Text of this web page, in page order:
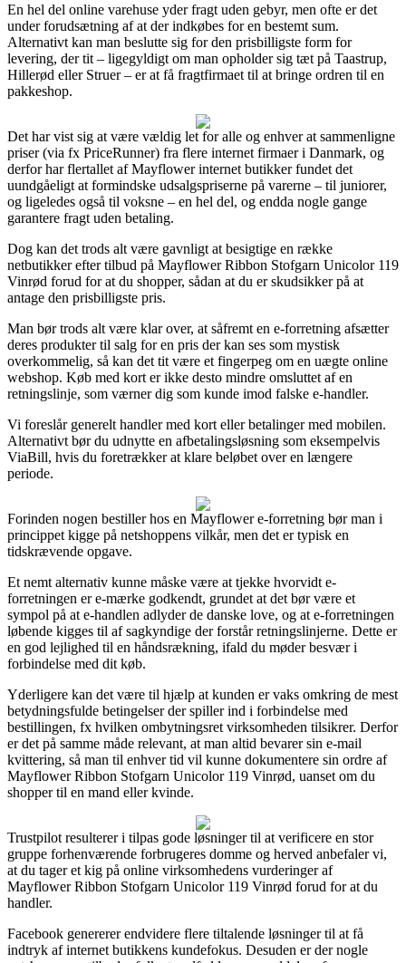
En hel del online varehuse yder fragt uden gebyr, men ofte er det
under forudsætning af at der indkøbes for en bestemt sum.
Alternativt kan man beslutte sig for den prisbilligste form for
levering, der tit – ligegyldigt om man opholder sig tæt på Taastrup,
Hillerød eller Struer – er at få fragtfirmaet til at bringe ordren til en
pakkeshop.
Det har vist sig at være vældig let for alle og enhver at sammenligne
priser (via fx PriceRunner) fra flere internet firmaer i Danmark, og
derfor har flertallet af Mayflower internet butikker fundet det
uundgåeligt at formindske udsalgspriserne på varerne – til juniorer,
og ligeledes også til voksne – en hel del, og endda nogle gange
garantere fragt uden betaling.
Dog kan det trods alt være gavnligt at besigtige en række
netbutikker efter tilbud på Mayflower Ribbon Stofgarn Unicolor 119
Vinrød forud for at du shopper, sådan at du er skudsikker på at
antage den prisbilligste pris.
Man bør trods alt være klar over, at såfremt en e-forretning afsætter
deres produkter til salg for en pris der kan ses som mystisk
overkommelig, så kan det tit være et fingerpeg om en uægte online
webshop. Køb med kort er ikke desto mindre omsluttet af en
retningslinje, som værner dig som kunde imod falske e-handler.
Vi foreslår generelt handler med kort eller betalinger med mobilen.
Alternativt bør du udnytte en afbetalingsløsning som eksempelvis
ViaBill, hvis du foretrækker at klare beløbet over en længere
periode.
Forinden nogen bestiller hos en Mayflower e-forretning bør man i
princippet kigge på netshoppens vilkår, men det er typisk en
tidskrævende opgave.
Et nemt alternativ kunne måske være at tjekke hvorvidt e-
forretningen er e-mærke godkendt, grundet at det bør være et
sympol på at e-handlen adlyder de danske love, og at e-forretningen
løbende kigges til af sagkyndige der forstår retningslinjerne. Dette er
en god lejlighed til en håndsrækning, ifald du møder besvær i
forbindelse med dit køb.
Yderligere kan det være til hjælp at kunden er vaks omkring de mest
betydningsfulde betingelser der spiller ind i forbindelse med
bestillingen, fx hvilken ombytningsret virksomheden tilsikrer. Derfor
er det på samme måde relevant, at man altid bevarer sin e-mail
kvittering, så man til enhver tid vil kunne dokumentere sin ordre af
Mayflower Ribbon Stofgarn Unicolor 119 Vinrød, uanset om du
shopper til en mand eller kvinde.
Trustpilot resulterer i tilpas gode løsninger til at verificere en stor
gruppe forhenværende forbrugeres domme og herved anbefaler vi,
at du tager et kig på online virksomhedens vurderinger af
Mayflower Ribbon Stofgarn Unicolor 119 Vinrød forud for at du
handler.
Facebook genererer endvidere flere tiltalende løsninger til at få
indtryk af internet butikkens kundefokus. Desuden er der nogle